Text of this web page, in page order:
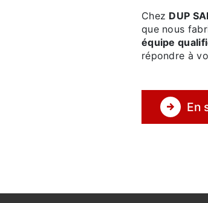
Chez DUP
que nous
équipe
répondre à
En